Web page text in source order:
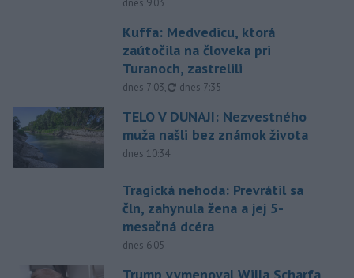
dnes 9:03
Kuffa: Medvedicu, ktorá
zaútočila na človeka pri
Turanoch, zastrelili
dnes 7:03, aktualizované
dnes 7:35
TELO V DUNAJI: Nezvestného
muža našli bez známok života
dnes 10:34
Tragická nehoda: Prevrátil sa
čln, zahynula žena a jej 5-
mesačná dcéra
dnes 6:05
Trump vymenoval Willa Scharfa